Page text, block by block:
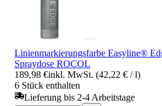
Linienmarkierungsfarbe Easyline®
Spraydose ROCOL
189,98 €inkl. MwSt. (42,22 € / l)
6 Stück enthalten
Lieferung bis 2-4 Arbeitstage